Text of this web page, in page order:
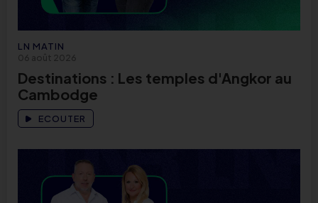
LN MATIN
06 août 2026
Destinations : Les temples d'Angkor au
Cambodge
ECOUTER